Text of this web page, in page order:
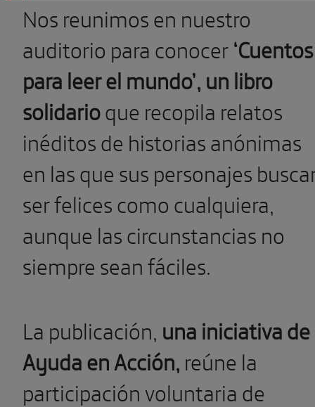
Nos reunimos en nuestro
auditorio para conocer‘Cuentos
para leer el mundo’, un libro
solidarioque recopila relatos
inéditos de historias anónimas
en las que sus personajes
ser felices como cualquiera,
aunque las circunstancias no
siempre sean fáciles.
La publicación, una iniciativa de
Ayuda en Acción,reúne la
participación voluntaria de